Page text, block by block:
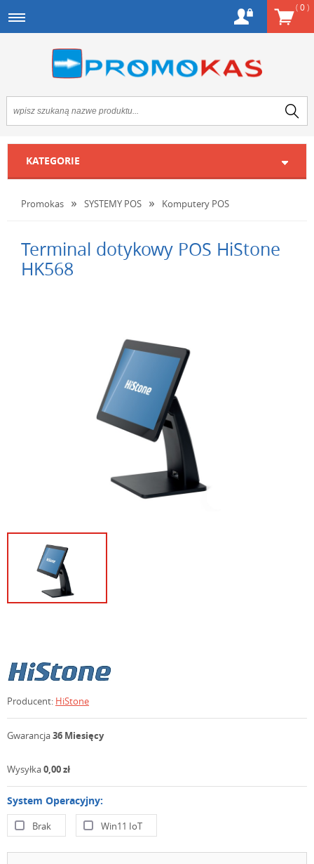
(0)
KATEGORIE
Promokas SYSTEMY POS Komputery POS
Terminal dotykowy POS HiStone
HK568
Producent: HiStone
Gwarancja36 Miesięcy
Wysyłka0,00 zł
System Operacyjny:
Brak Win11 IoT